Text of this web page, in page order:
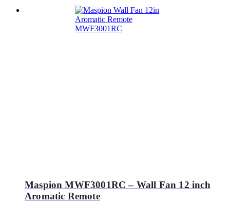
Maspion MWF3001RC – Wall Fan 12 inch
Aromatic Remote